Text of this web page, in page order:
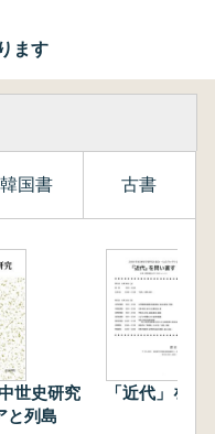
ます
韓国書 古書
世史研究
と列島
「近代」を問